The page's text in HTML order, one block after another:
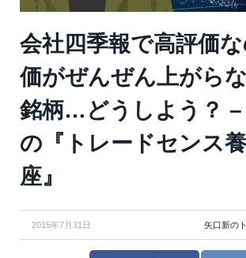
会社四季報で高評価
価がぜんぜん上がら
銘柄…どうしよう？ –
の『トレードセンス
座』
2015年7月31日 矢口新の